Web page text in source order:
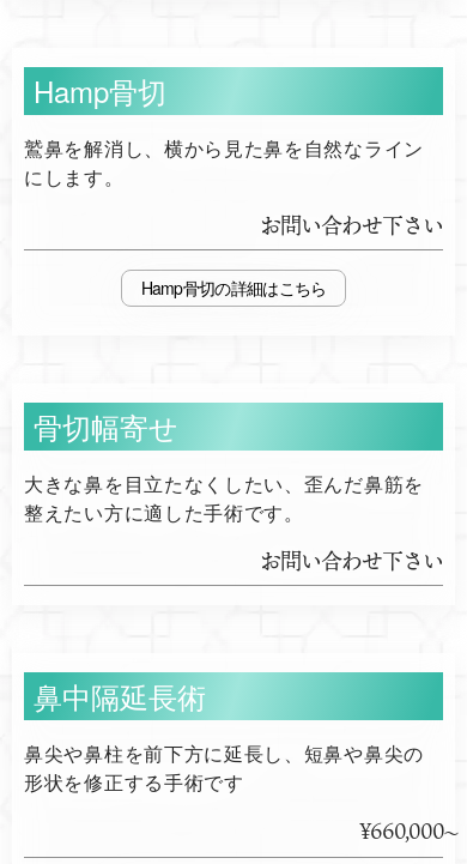
Hamp骨切
鷲鼻を解消し、横から見た鼻を自然なライン
にします。
お問い合わせ下さい
Hamp骨切
骨切幅寄せ
大きな鼻を目立たなくしたい、歪んだ鼻筋を
整えたい方に適した手術です。
お問い合わせ下さい
鼻中隔延長術
鼻尖や鼻柱を前下方に延長し、短鼻や鼻尖の
形状を修正する手術です
¥660,000